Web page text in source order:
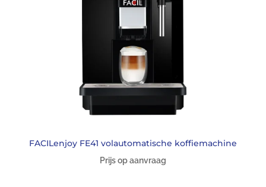
FACILenjoy FE41 volautomatische koffiemachine
Prijs op aanvraag